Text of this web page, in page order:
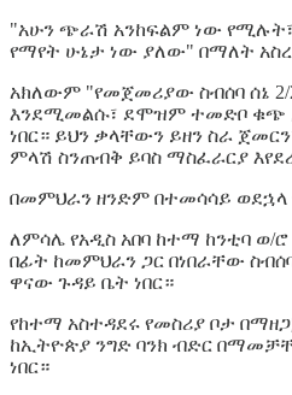
"አሁን ጭራሽ አንከፍልም ነው የሚሉት፣
የማየት ሁኔታ ነው ያለው" በማለት
አክለውም "የመጀመሪያው ስብሰባ ሰኔ 2/
እንደሚመልሱ፣ ደሞዝም ተመድቦ ቁጭ
ነበር። ይህን ቃላቸውን ይዘን ስራ
ምላሽ ስንጠብቅ ይባስ ማስፈራርያ
በመምህራን ዘንድም በተመሳሳይ
ለምሳሌ የአዲስ አበባ ከተማ ከንቲባ ወ/
በፊት ከመምህራን ጋር በነበራቸው
ዋናው ጉዳይ ቤት ነበር።
የከተማ አስተዳደሩ የመስሪያ ቦታ
ከኢትዮጵያ ንግድ ባንክ ብድር
ነበር።